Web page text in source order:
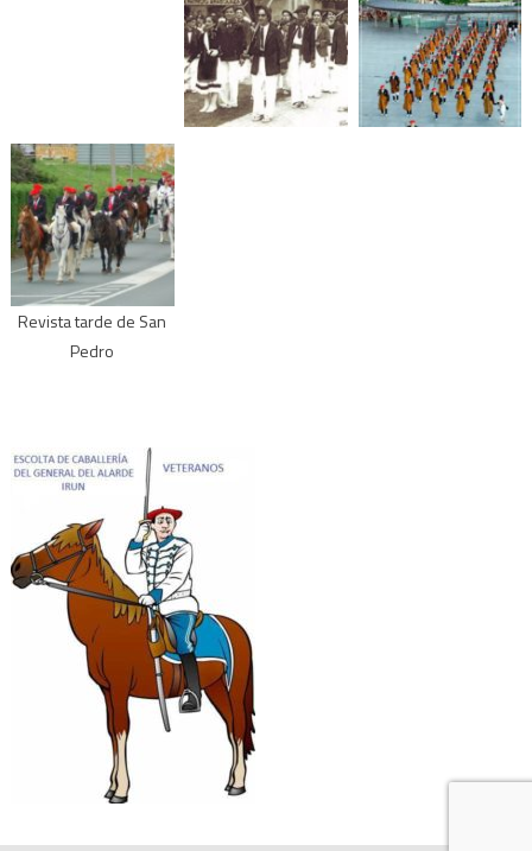
Revista tarde de San
Pedro